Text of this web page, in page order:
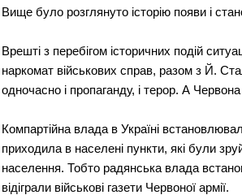
Вище було розглянуто історію появи і
Врешті з перебігом історичних подій
наркомат військових справ, разом з Й.
одночасно і пропаганду, і терор. А
Компартійна влада в Україні
приходила в населені пункти, які були
населення. Тобто радянська влада
відіграли військові газети Червоної армії.